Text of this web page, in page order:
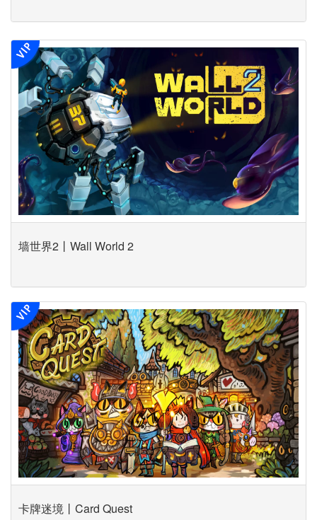
墙世界2丨Wall World 2
卡牌迷境丨Card Quest